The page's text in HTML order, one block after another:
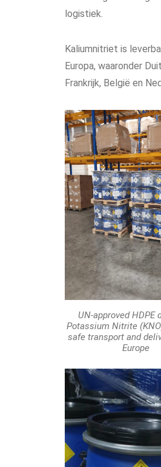
logistiek.
Kaliumnitriet is
Europa, waaronder
Frankrijk, België en
UN-approved HDPE
Potassium Nitrite
safe transport and
Europe